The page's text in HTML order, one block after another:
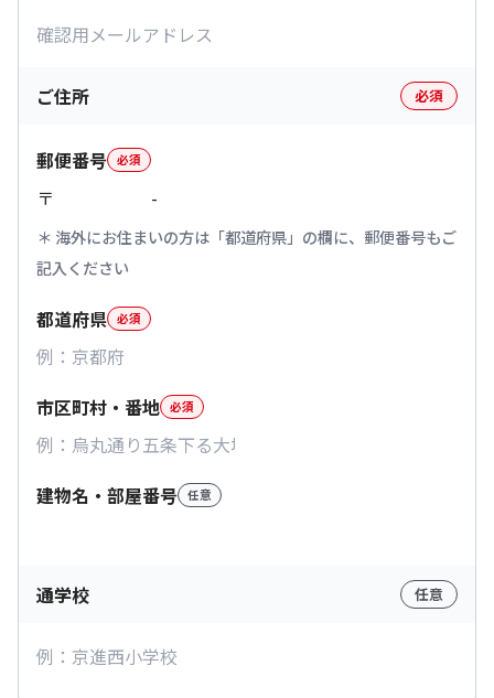
ご住所 必須
郵便番号 必須
〒 -
海外にお住まいの方は「都道府県」の欄に、郵便番号もご
記入ください
都道府県 必須
市区町村・番地 必須
建物名・部屋番号 任意
通学校 任意